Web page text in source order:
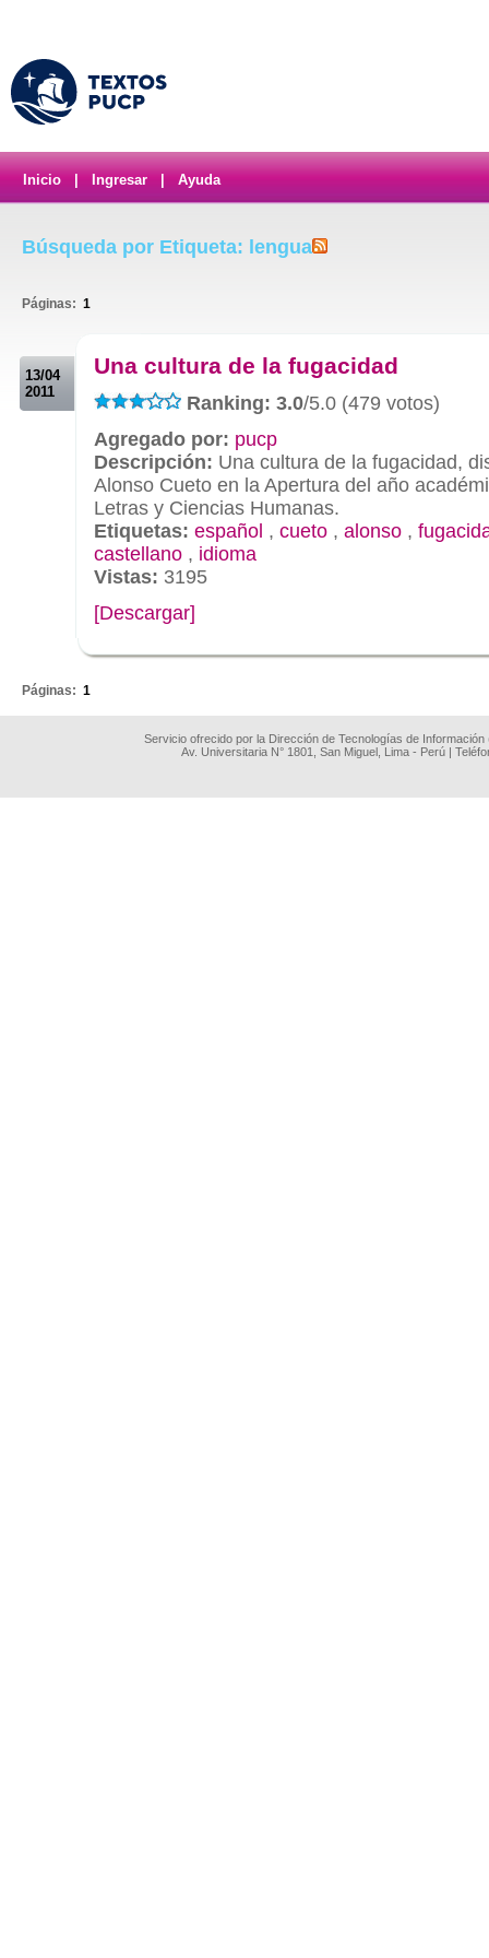
Inicio Ingresar Ayuda
Búsqueda por Etiqueta: lengua
Páginas: 1
13/04
2011
Una cultura de la fugacidad
Ranking: 3.0/5.0 (479 votos)
Agregado por: pucp
Descripción: Una cultura de la fugacidad,
Alonso Cueto en la Apertura del año
Letras y Ciencias Humanas.
Etiquetas: español , cueto , alonso ,
castellano , idioma
Vistas: 3195
[Descargar]
Páginas: 1
Servicio ofrecido por la Dirección de Tecnologías de
Av. Universitaria N° 1801, San Miguel, Lima - Perú |